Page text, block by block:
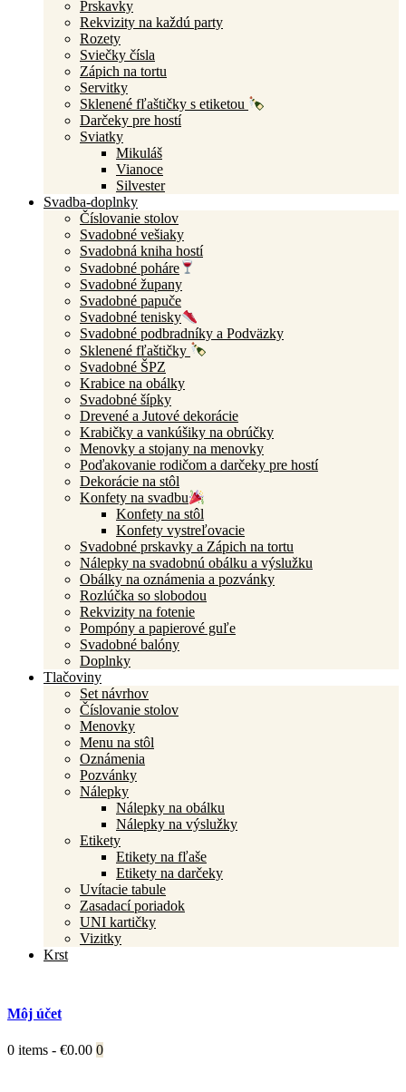
Prskavky
Rekvizity na každú party
Rozety
Sviečky čísla
Zápich na tortu
Servitky
Sklenené fľaštičky s etiketou
Darčeky pre hostí
Sviatky
Mikuláš
Vianoce
Silvester
Svadba-doplnky
Číslovanie stolov
Svadobné vešiaky
Svadobná kniha hostí
Svadobné poháre
Svadobné župany
Svadobné papuče
Svadobné tenisky
Svadobné podbradníky a Podväzky
Sklenené fľaštičky
Svadobné ŠPZ
Krabice na obálky
Svadobné šípky
Drevené a Jutové dekorácie
Krabičky a vankúšiky na obrúčky
Menovky a stojany na menovky
Poďakovanie rodičom a darčeky pre hostí
Dekorácie na stôl
Konfety na svadbu
Konfety na stôl
Konfety vystreľovacie
Svadobné prskavky a Zápich na tortu
Nálepky na svadobnú obálku a výslužku
Obálky na oznámenia a pozvánky
Rozlúčka so slobodou
Rekvizity na fotenie
Pompóny a papierové guľe
Svadobné balóny
Doplnky
Tlačoviny
Set návrhov
Číslovanie stolov
Menovky
Menu na stôl
Oznámenia
Pozvánky
Nálepky
Nálepky na obálku
Nálepky na výslužky
Etikety
Etikety na fľaše
Etikety na darčeky
Uvítacie tabule
Zasadací poriadok
UNI kartičky
Vizitky
Krst
Môj účet
0 items - €0.00 0